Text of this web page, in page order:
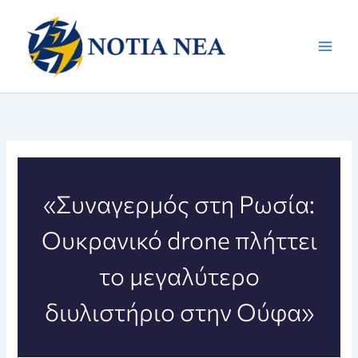
περιεχόμενο
«Συναγερμός στη Ρωσία:
Ουκρανικό drone πλήττει
το μεγαλύτερο
διυλιστήριο στην Ούφα»